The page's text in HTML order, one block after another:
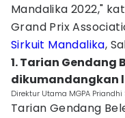
Mandalika 2022,"
Grand Prix
Sirkuit Mandalika,
1. Tarian Gendang
dikumandangkan
Direktur Utama MGPA
Tarian Gendang